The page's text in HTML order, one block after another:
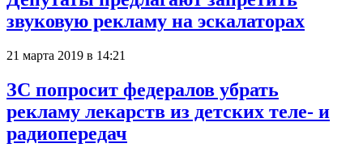
звуковую рекламу на эскалаторах
21 марта 2019 в 14:21
ЗС попросит федералов убрать
рекламу лекарств из детских теле- и
радиопередач